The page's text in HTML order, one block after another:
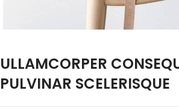
ULLAMCORPER
PULVINAR SCELERISQUE